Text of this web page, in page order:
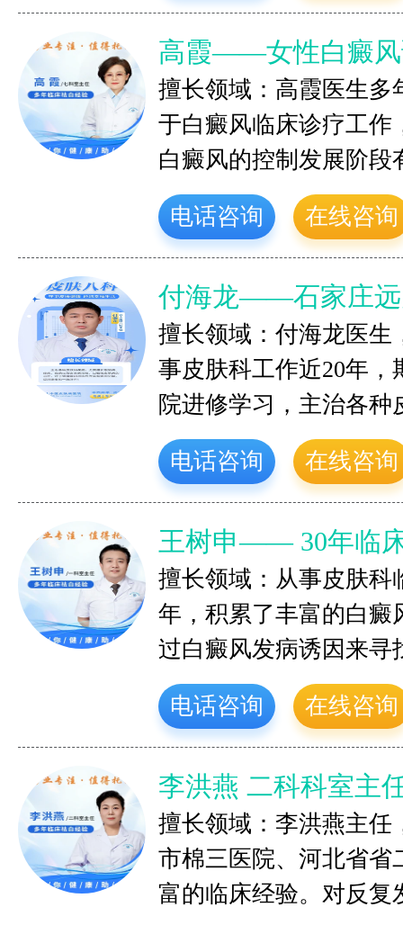
高霞——女性白癜风
擅长领域：高霞医生多
于白癜风临床诊疗工作
白癜风的控制发展阶
电话咨询 在线咨询
付海龙——石家庄远
擅长领域：付海龙医生
事皮肤科工作近20年
院进修学习，主治各
电话咨询 在线咨询
王树申—— 30年临
擅长领域：从事皮肤科
年，积累了丰富的白癜
过白癜风发病诱因来
电话咨询 在线咨询
李洪燕 二科科室主
擅长领域：李洪燕主任
市棉三医院、河北省省
富的临床经验。对反